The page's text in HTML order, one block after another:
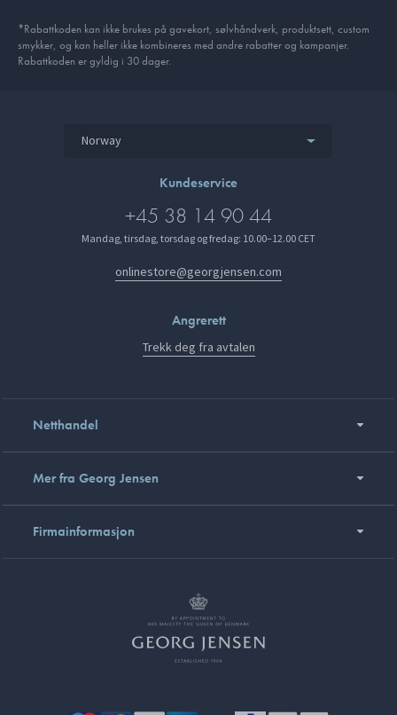
*Rabattkoden kan ikke brukes på gavekort, sølvhåndverk, produkt­sett, custom
smykker, og kan heller ikke kombineres med andre rabatter og kampanjer.
Rabattkoden er gyldig i 30 dager.
Norway
Kundeservice
+45 38 14 90 44
Mandag, tirsdag, torsdag og fredag: 10.00–12.00 CET
onlinestore@georgjensen.com
Angrerett
Trekk deg fra avtalen
Netthandel
Mer fra Georg Jensen
Firmainformasjon